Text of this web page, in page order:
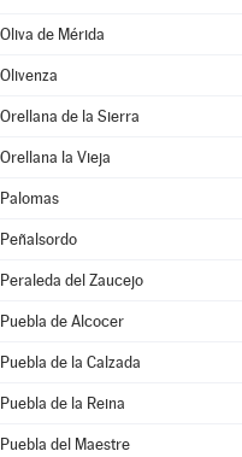
Oliva de Mérida
Olivenza
Orellana de la Sierra
Orellana la Vieja
Palomas
Peñalsordo
Peraleda del Zaucejo
Puebla de Alcocer
Puebla de la Calzada
Puebla de la Reina
Puebla del Maestre